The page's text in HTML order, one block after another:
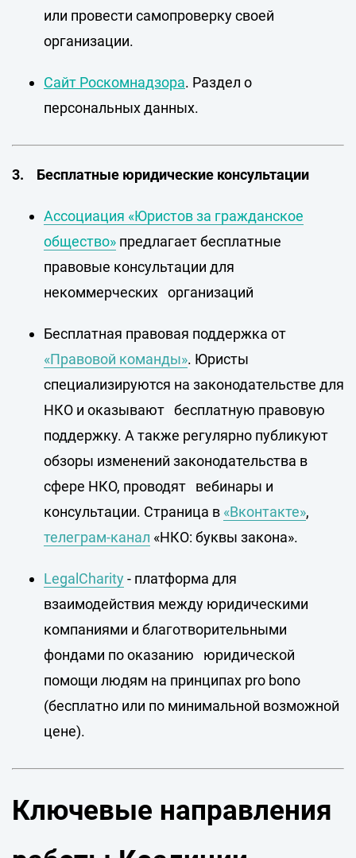
или провести самопроверку своей
организации.
Сайт Роскомнадзора. Раздел о
персональных данных.
3. Бесплатные юридические консультации
Ассоциация «Юристов за гражданское
общество» предлагает бесплатные
правовые консультации для
некоммерческих организаций
Бесплатная правовая поддержка от
«Правовой команды». Юристы
специализируются на законодательстве для
НКО и оказывают бесплатную правовую
поддержку. А также регулярно публикуют
обзоры изменений законодательства в
сфере НКО, проводят вебинары и
консультации. Страница в «Вконтакте»,
телеграм-канал «НКО: буквы закона».
LegalCharity- платформа для
взаимодействия между юридическими
компаниями и благотворительными
фондами по оказанию юридической
помощи людям на принципах pro bono
(бесплатно или по минимальной возможной
цене).
Ключевые направления